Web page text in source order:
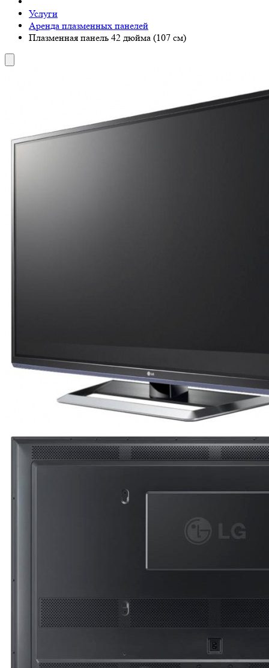
Услуги
Аренда плазменных панелей
Плазменная панель 42 дюйма (107 см)